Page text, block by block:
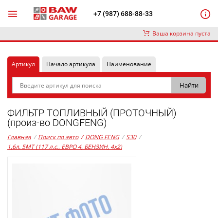
+7 (987) 688-88-33
Ваша корзина пуста
Артикул Начало артикула Наименование
ФИЛЬТР ТОПЛИВНЫЙ (ПРОТОЧНЫЙ)
(произ-во DONGFENG)
Главная / Поиск по авто / DONG FENG / S30 /
1,6л. 5MT (117 л.с., ЕВРО 4, БЕНЗИН, 4x2)